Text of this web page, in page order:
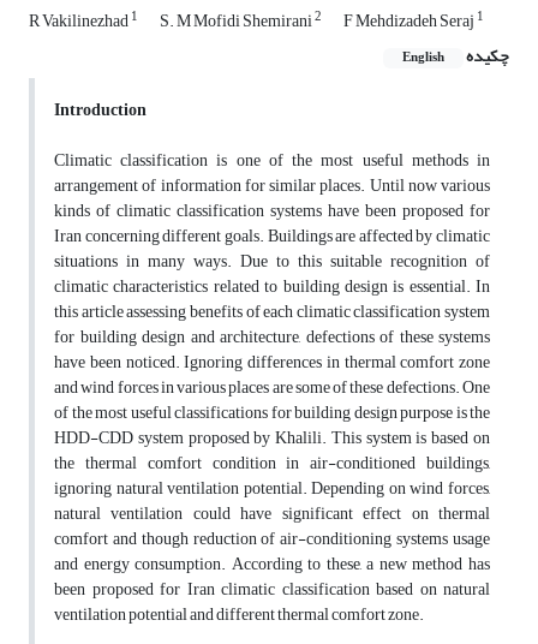
R Vakilinezhad1 S. M Mofidi Shemirani2 F Mehdizadeh Seraj 1
چکیده English
Introduction
Climatic classification is one of the most useful methods in
arrangement of information for similar places. Until now various
kinds of climatic classification systems have been proposed for
Iran concerning different goals. Buildings are affected by climatic
situations in many ways. Due to this suitable recognition of
climatic characteristics related to building design is essential. In
this article assessing benefits of each climatic classification system
for building design and architecture, defections of these systems
have been noticed. Ignoring differences in thermal comfort zone
and wind forces in various places are some of these defections. One
of the most useful classifications for building design purpose is the
HDD-CDD system proposed by Khalili. This system is based on
the thermal comfort condition in air-conditioned buildings,
ignoring natural ventilation potential. Depending on wind forces,
natural ventilation could have significant effect on thermal
comfort and though reduction of air-conditioning systems usage
and energy consumption. According to these, a new method has
been proposed for Iran climatic classification based on natural
ventilation potential and different thermal comfort zone.